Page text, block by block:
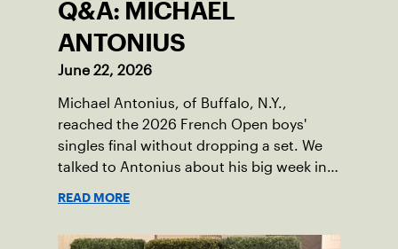
Q&A: MICHAEL
ANTONIUS
June 22, 2026
Michael Antonius, of Buffalo, N.Y.,
reached the 2026 French Open boys'
singles final without dropping a set. We
talked to Antonius about his big week in
READ MORE